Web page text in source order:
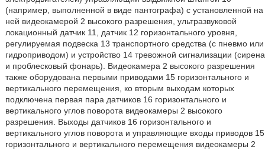
(например, выполненной в виде пантографа) с установленной на
ней видеокамерой 2 высокого разрешения, ультразвуковой
локационный датчик 11, датчик 12 горизонтального уровня,
регулируемая подвеска 13 транспортного средства (с пневмо или
гидроприводом) и устройство 14 тревожной сигнализации (сирена
и проблесковый фонарь). Видеокамера 2 высокого разрешения
также оборудована первыми приводами 15 горизонтального и
вертикального перемещения, ко вторым выходам которых
подключена первая пара датчиков 16 горизонтального и
вертикального углов поворота видеокамеры 2 высокого
разрешения. Выходы датчиков 16 горизонтального и
вертикального углов поворота и управляющие входы приводов 15
горизонтального и вертикального перемещения видеокамеры 2